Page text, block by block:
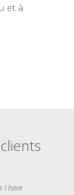
et à
I have